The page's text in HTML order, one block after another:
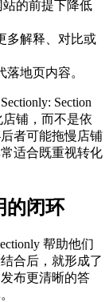
站的前提下降低
多解释、对比或
地页内容。
Section
店铺，而不是依
者可能拖慢店铺
适合既重视转化
的闭环
帮助他们
合后，就形成了
布更清晰的答